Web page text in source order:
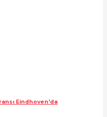
Eindhoven'da